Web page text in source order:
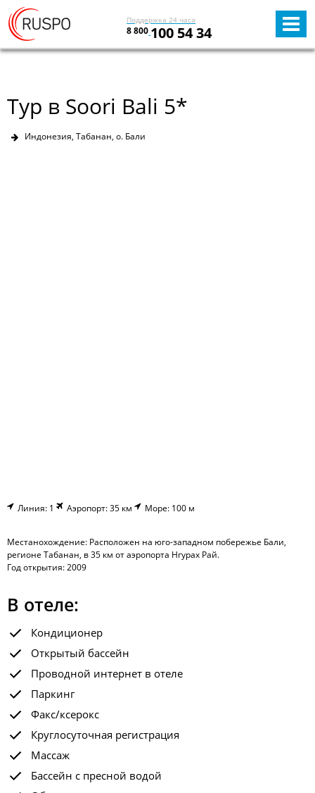
Поддержка 24 часа
8 800 100 54 34
Тур в Soori Bali 5*
Индонезия, Табанан, о. Бали
Линия: 1 Аэропорт: 35 км Море: 100 м
Местанохождение: Расположен на юго-западном побережье Бали,
регионе Табанан, в 35 км от аэропорта Нгурах Рай.
Год открытия: 2009
В отеле:
Кондиционер
Открытый бассейн
Проводной интернет в отеле
Паркинг
Факс/ксерокс
Круглосуточная регистрация
Массаж
Бассейн с пресной водой